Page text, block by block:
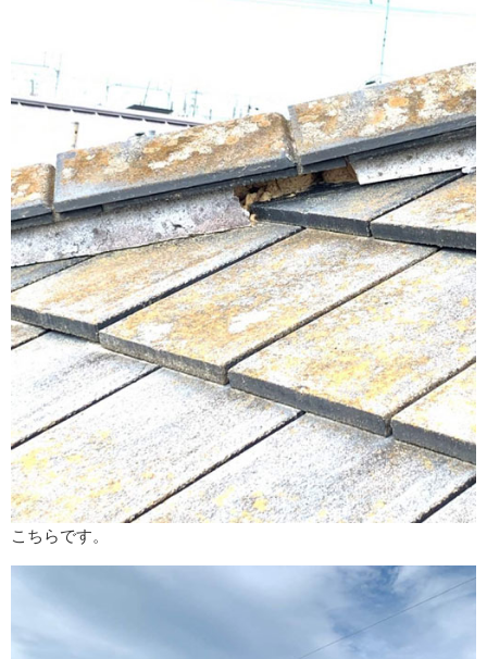
こちらです。